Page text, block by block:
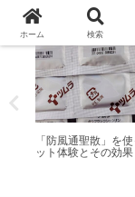
トピック
「防風通聖散」を
ット体験とその効果
ホーム 検索